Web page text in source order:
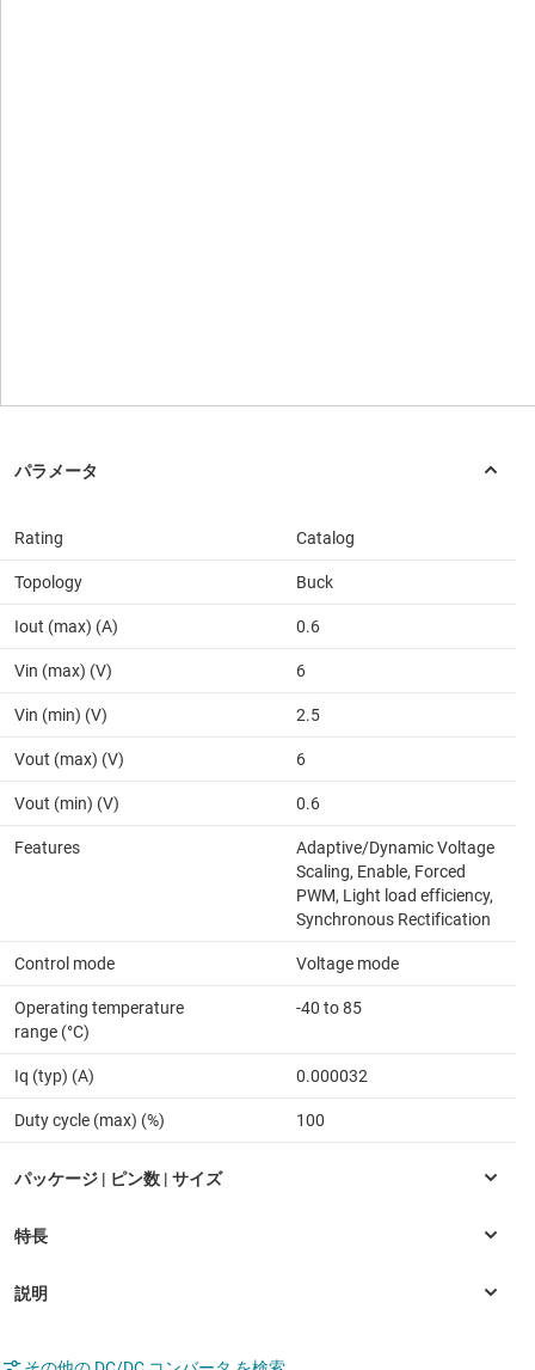
Rating Catalog
Topology Buck
Iout (max) (A) 0.6
Vin (max) (V) 6
Vin (min) (V) 2.5
Vout (max) (V) 6
Vout (min) (V) 0.6
Features
Adaptive/Dynamic Voltage
Scaling, Enable, Forced
PWM, Light load efficiency,
Synchronous Rectification
Control mode Voltage mode
Operating temperature
range (°C)
-40 to 85
Iq (typ) (A) 0.000032
Duty cycle (max) (%) 100